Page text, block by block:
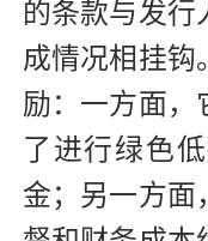
的条款与发行
成情况相挂钩
励：一方面，
了进行绿色
金；另一方面